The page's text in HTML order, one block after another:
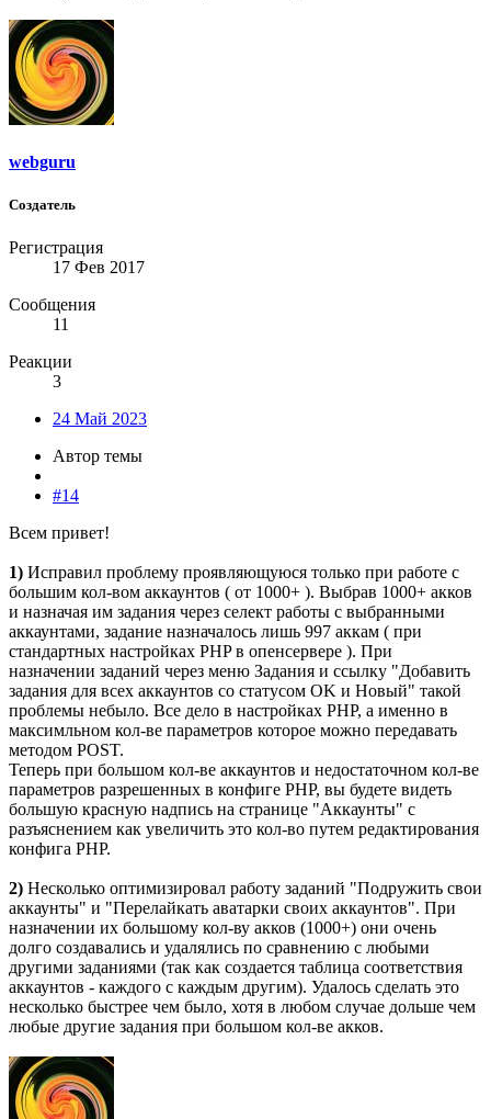
webguru
Создатель
Регистрация
17 Фев 2017
Сообщения
11
Реакции
3
24 Май 2023
Автор темы
#14
Всем привет!
1) Исправил проблему проявляющуюся только при работе с
большим кол-вом аккаунтов ( от 1000+ ). Выбрав 1000+ акков
и назначая им задания через селект работы с выбранными
аккаунтами, задание назначалось лишь 997 аккам ( при
стандартных настройках PHP в опенсервере ). При
назначении заданий через меню Задания и ссылку "Добавить
задания для всех аккаунтов со статусом OK и Новый" такой
проблемы небыло. Все дело в настройках PHP, а именно в
максимльном кол-ве параметров которое можно передавать
методом POST.
Теперь при большом кол-ве аккаунтов и недостаточном кол-ве
параметров разрешенных в конфиге PHP, вы будете видеть
большую красную надпись на странице "Аккаунты" с
разъяснением как увеличить это кол-во путем редактирования
конфига PHP.
2) Несколько оптимизировал работу заданий "Подружить свои
аккаунты" и "Перелайкать аватарки своих аккаунтов". При
назначении их большому кол-ву акков (1000+) они очень
долго создавались и удалялись по сравнению с любыми
другими заданиями (так как создается таблица соответствия
аккаунтов - каждого с каждым другим). Удалось сделать это
несколько быстрее чем было, хотя в любом случае дольше чем
любые другие задания при большом кол-ве акков.